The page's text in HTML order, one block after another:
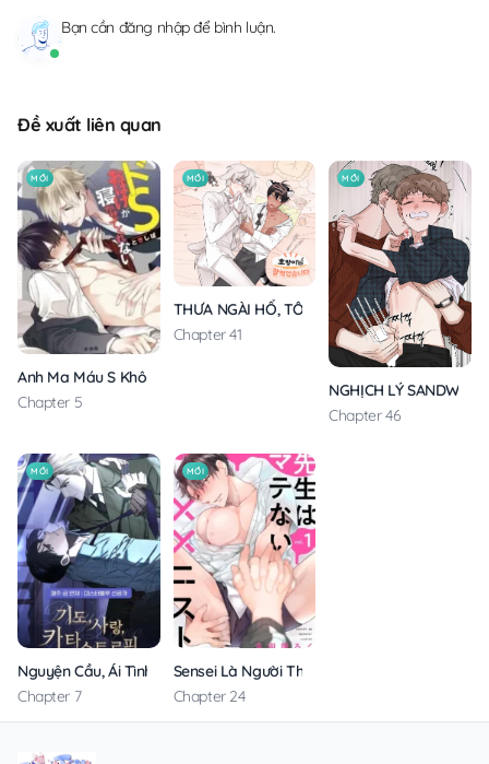
Bạn cần đăng nhậpđể bình luận.
Đề xuất liên quan
MỚI
Anh Ma Máu S Không Cho Tôi Ngủ Yên
Chapter 5
MỚI
THƯA NGÀI HỔ, TÔI ĐÃ ĂN RẤT NGON MIỆNG
Chapter 41
MỚI
NGHỊCH LÝ SANDWICH
Chapter 46
MỚI
Nguyện Cầu, Ái Tình, Tai Ương
Chapter 7
MỚI
Sensei Là Người Thích Chơi Mông
Chapter 24